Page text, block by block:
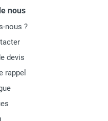
nous
nous ?
devis
rappel